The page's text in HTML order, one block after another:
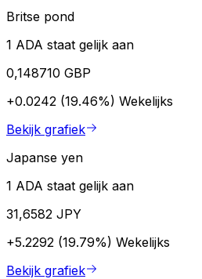
Britse pond
1 ADA staat gelijk aan
0,148710 GBP
+0.0242 (19.46%) Wekelijks
Bekijk grafiek
Japanse yen
1 ADA staat gelijk aan
31,6582 JPY
+5.2292 (19.79%) Wekelijks
Bekijk grafiek